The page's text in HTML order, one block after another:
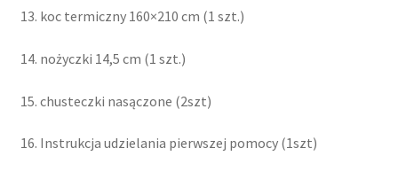
13. koc termiczny 160×210 cm (1 szt.)
14. nożyczki 14,5 cm (1 szt.)
15. chusteczki nasączone (2szt)
16. Instrukcja udzielania pierwszej pomocy (1szt)